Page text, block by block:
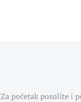
Za početak posolite i